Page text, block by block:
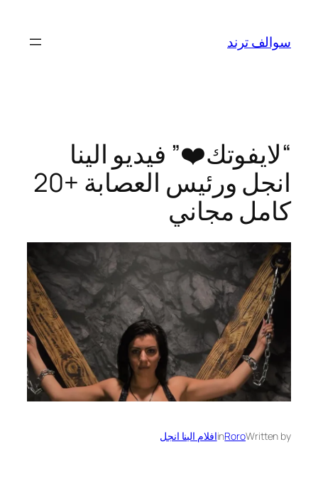
المحتوى
سوالف ترند
“لايفوتك❤️” فيديو الينا
انجل ورئيس العصابة +20
كامل مجاني
Written by
Roro
inافلام الينا انجل